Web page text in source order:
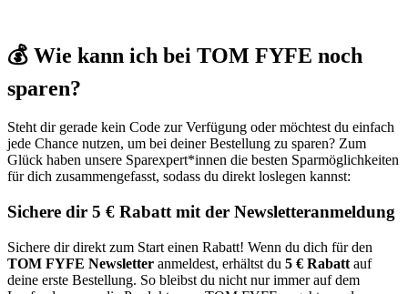
💰 Wie kann ich bei TOM FYFE noch
sparen?
Steht dir gerade kein Code zur Verfügung oder möchtest du einfach
jede Chance nutzen, um bei deiner Bestellung zu sparen? Zum
Glück haben unsere Sparexpert*innen die besten Sparmöglichkeiten
für dich zusammengefasst, sodass du direkt loslegen kannst:
Sichere dir 5 € Rabatt mit der Newsletteranmeldung
Sichere dir direkt zum Start einen Rabatt! Wenn du dich für den
TOM FYFE Newsletter anmeldest, erhältst du 5 € Rabatt auf
deine erste Bestellung. So bleibst du nicht nur immer auf dem